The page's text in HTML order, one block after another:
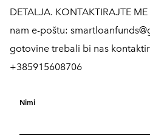
DETALJA. KONTAKTIRAJTE
nam e-poštu:
gotovine trebali bi nas
+385915608706
Nimi